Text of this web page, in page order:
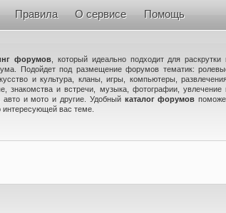
Правила О сервисе Помощь
форумов , который идеально подходит для раскрутки
Подойдет под размещение форумов тематик:
и культура, кланы, игры, компьютеры,
знакомства и встречи, музыка, фотографии, увлечение
авто и мото и другие. Удобный каталог форумов
вас теме.